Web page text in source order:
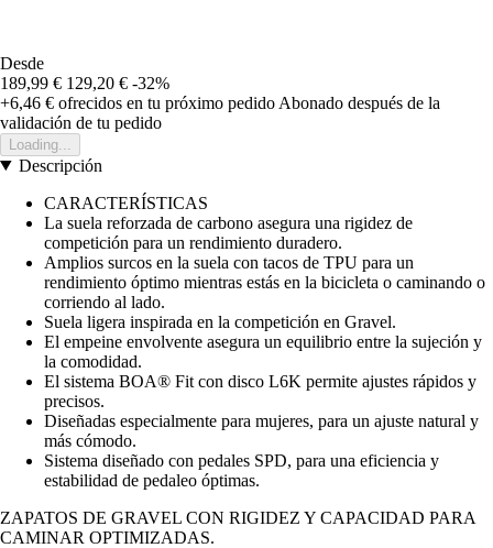
Desde
189,99 € 129,20 € -32%
+6,46 € ofrecidos en tu próximo pedido Abonado después de la
validación de tu pedido
Loading...
Descripción
CARACTERÍSTICAS
La suela reforzada de carbono asegura una rigidez de
competición para un rendimiento duradero.
Amplios surcos en la suela con tacos de TPU para un
rendimiento óptimo mientras estás en la bicicleta o caminando o
corriendo al lado.
Suela ligera inspirada en la competición en Gravel.
El empeine envolvente asegura un equilibrio entre la sujeción y
la comodidad.
El sistema BOA® Fit con disco L6K permite ajustes rápidos y
precisos.
Diseñadas especialmente para mujeres, para un ajuste natural y
más cómodo.
Sistema diseñado con pedales SPD, para una eficiencia y
estabilidad de pedaleo óptimas.
ZAPATOS DE GRAVEL CON RIGIDEZ Y CAPACIDAD PARA
CAMINAR OPTIMIZADAS.